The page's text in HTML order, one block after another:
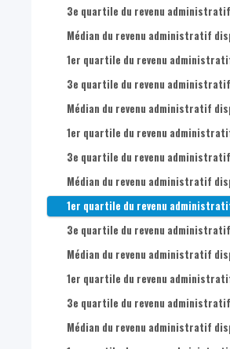
3e quartile du revenu
Médian du revenu administratif
1er quartile du revenu
3e quartile du revenu administratif
Médian du revenu administratif
1er quartile du revenu
3e quartile du revenu administratif
Médian du revenu administratif
1er quartile du revenu
3e quartile du revenu administratif
Médian du revenu administratif
1er quartile du revenu
3e quartile du revenu administratif
Médian du revenu administratif